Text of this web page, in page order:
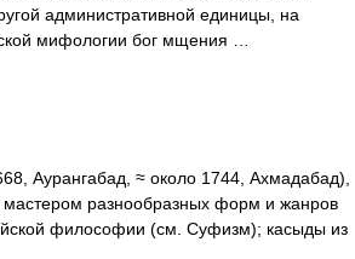
административной единицы, на
мифологии бог мщения …
Аурангабад, ≈ около 1744, Ахмадабад),
мастером разнообразных форм и жанров
философии (см. Суфизм); касыды из